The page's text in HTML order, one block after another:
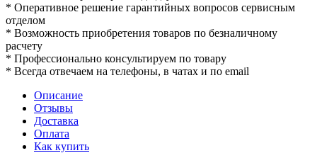
* Оперативное решение гарантийных вопросов сервисным
отделом
* Возможность приобретения товаров по безналичному
расчету
* Профессионально консультируем по товару
* Всегда отвечаем на телефоны, в чатах и по email
Описание
Отзывы
Доставка
Оплата
Как купить